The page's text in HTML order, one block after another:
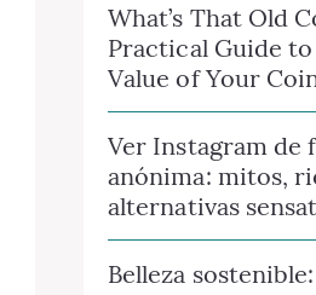
What’s That Old
Practical Guide
Value of Your
Ver Instagram de
anónima: mitos,
alternativas
Belleza